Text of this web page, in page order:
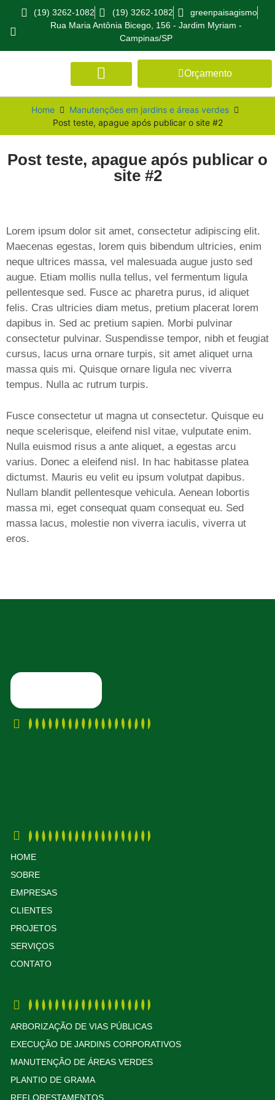
(19) 3262-1082 (19) 3262-1082
greenpaisagismo
Rua Maria Antônia Bicego, 156 - Jardim Myriam -
Campinas/SP
Orçamento
Home
Manutenções em jardins e áreas verdes
Post teste, apague após publicar o site #2
Post teste, apague após publicar o
site #2
Lorem ipsum dolor sit amet, consectetur adipiscing elit.
Maecenas egestas, lorem quis bibendum ultricies, enim
neque ultrices massa, vel malesuada augue justo sed
augue. Etiam mollis nulla tellus, vel fermentum ligula
pellentesque sed. Fusce ac pharetra purus, id aliquet
felis. Cras ultricies diam metus, pretium placerat lorem
dapibus in. Sed ac pretium sapien. Morbi pulvinar
consectetur pulvinar. Suspendisse tempor, nibh et feugiat
cursus, lacus urna ornare turpis, sit amet aliquet urna
massa quis mi. Quisque ornare ligula nec viverra
tempus. Nulla ac rutrum turpis.
Fusce consectetur ut magna ut consectetur. Quisque eu
neque scelerisque, eleifend nisl vitae, vulputate enim.
Nulla euismod risus a ante aliquet, a egestas arcu
varius. Donec a eleifend nisl. In hac habitasse platea
dictumst. Mauris eu velit eu ipsum volutpat dapibus.
Nullam blandit pellentesque vehicula. Aenean lobortis
massa mi, eget consequat quam consequat eu. Sed
massa lacus, molestie non viverra iaculis, viverra ut
eros.
HOME
SOBRE
EMPRESAS
CLIENTES
PROJETOS
SERVIÇOS
CONTATO
ARBORIZAÇÃO DE VIAS PÚBLICAS
EXECUÇÃO DE JARDINS CORPORATIVOS
MANUTENÇÃO DE ÁREAS VERDES
PLANTIO DE GRAMA
REFLORESTAMENTOS